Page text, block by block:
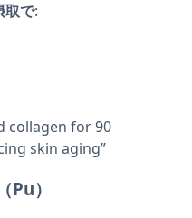
取で:
collagen for 90
skin aging”
Pu）